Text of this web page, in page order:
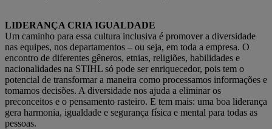
LIDERANÇA CRIA IGUALDADE
Um caminho para essa cultura inclusiva é promover a diversidade
nas equipes, nos departamentos – ou seja, em toda a empresa. O
encontro de diferentes gêneros, etnias, religiões, habilidades e
nacionalidades na STIHL só pode ser enriquecedor, pois tem o
potencial de transformar a maneira como processamos informações e
tomamos decisões. A diversidade nos ajuda a eliminar os
preconceitos e o pensamento rasteiro. E tem mais: uma boa liderança
gera harmonia, igualdade e segurança física e mental para todas as
pessoas.